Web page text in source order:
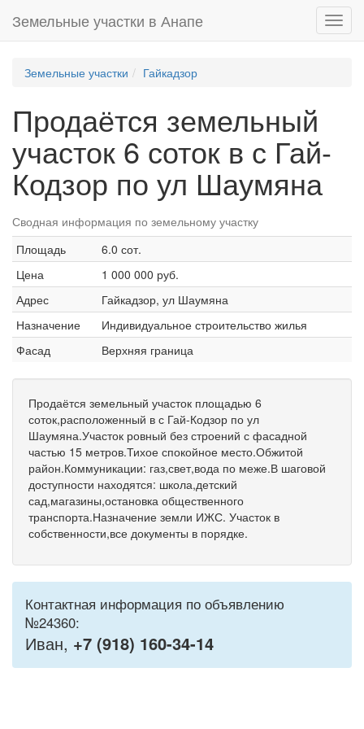
Земельные участки в Анапе
Земельные участки Гайкадзор
Продаётся земельный
участок 6 соток в с Гай-
Кодзор по ул Шаумяна
Сводная информация по земельному участку
Площадь
6.0 сот.
Цена
1 000 000 руб.
Адрес
Гайкадзор, ул Шаумяна
Назначение
Индивидуальное строительство жилья
Фасад
Верхняя граница
Продаётся земельный участок площадью 6
соток,расположенный в с Гай-Кодзор по ул
Шаумяна.Участок ровный без строений с фасадной
частью 15 метров.Тихое спокойное место.Обжитой
район.Коммуникации: газ,свет,вода по меже.В шаговой
доступности находятся: школа,детский
сад,магазины,остановка общественного
транспорта.Назначение земли ИЖС. Участок в
собственности,все документы в порядке.
Контактная информация по объявлению
№24360:
Иван, +7 (918) 160-34-14